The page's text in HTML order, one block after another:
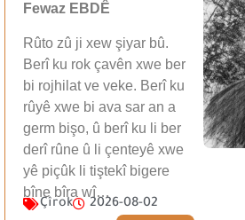
Fewaz EBDÊ
Rûto zû ji xew şiyar bû.
Berî ku rok çavên xwe ber
bi rojhilat ve veke. Berî ku
rûyê xwe bi ava sar an a
germ bişo, û berî ku li ber
derî rûne û li çenteyê xwe
yê piçûk li tiştekî bigere
bîne bîra wî…
Çîrok 2026-08-02